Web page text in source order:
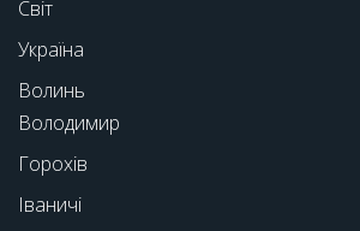
Світ
Україна
Волинь
Володимир
Горохів
Іваничі